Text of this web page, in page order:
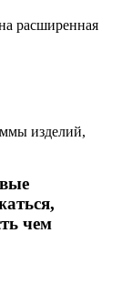
расширенная
изделий,
чем